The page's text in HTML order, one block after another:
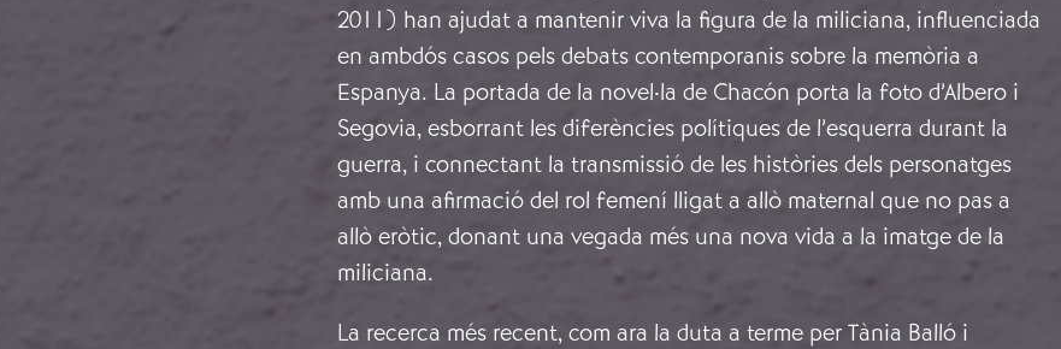
2011) han ajudat a mantenir viva la figura de la miliciana, influenciada
en ambdós casos pels debats contemporanis sobre la memòria a
Espanya. La portada de la novel·la de Chacón porta la foto d’Albero i
Segovia, esborrant les diferències polítiques de l’esquerra durant la
guerra, i connectant la transmissió de les històries dels personatges
amb una afirmació del rol femení lligat a allò maternal que no pas a
allò eròtic, donant una vegada més una nova vida a la imatge de la
miliciana.
La recerca més recent, com ara la duta a terme per Tània Balló i